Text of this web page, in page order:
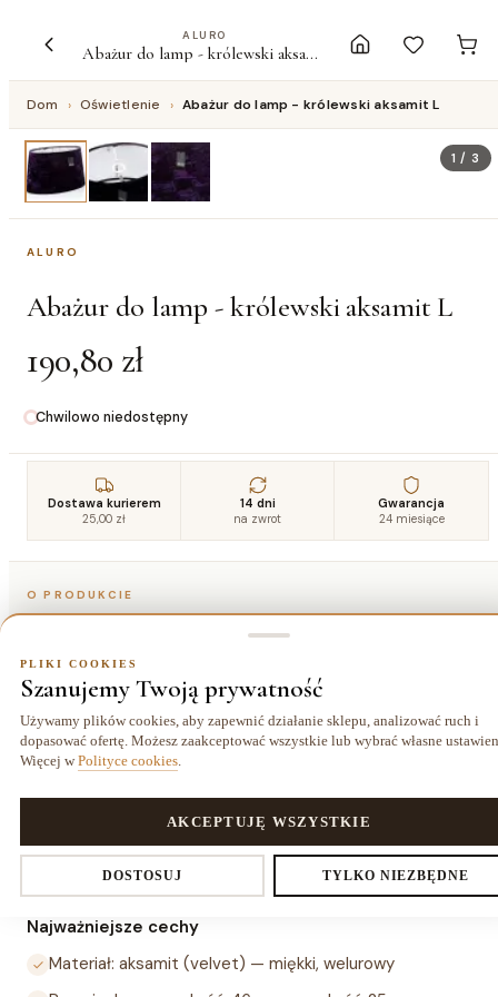
ALURO
Abażur do lamp - królewski aksamit L
Dom › Oświetlenie › Abażur do lamp - królewski aksamit L
1 / 3
ALURO
Abażur do lamp - królewski aksamit L
190,80 zł
Chwilowo niedostępny
Dostawa kurierem
25,00 zł
14 dni
na zwrot
Gwarancja
24 miesiące
O PRODUKCIE
Opis
Abażur do lamp z aksamitu (velvet) Aluro w rozmiarze L to
elegancki dodatek o wymiarach 46×25 cm, który nadaje
lampom ciepły, luksusowy charakter. Miękka, welurowa
tkanina pięknie rozprasza światło, tworząc przytulną
atmosferę w salonie lub sypialni.
Najważniejsze cechy
Materiał: aksamit (velvet) — miękki, welurowy
PLIKI COOKIES
Szanujemy Twoją prywatność
Używamy plików cookies, aby zapewnić działanie sklepu, analizować ruch i
dopasować ofertę. Możesz zaakceptować wszystkie lub wybrać własne
Więcej w Polityce cookies
DOSTOSUJ TYLKO NIEZBĘDNE
AKCEPTUJĘ WSZYSTKIE
Ustawienia prywatności
Decydujesz, które dane zbieramy. Niezbędne pliki cookies są